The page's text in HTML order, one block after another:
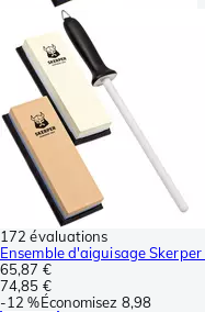
172 évaluations
Ensemble d'aiguisage
65,87 €
74,85 €
-12 %Économisez 8,98